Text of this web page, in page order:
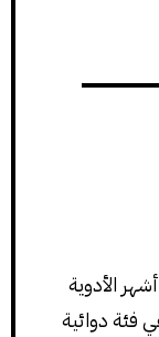
الأدوية
فئة دوائية